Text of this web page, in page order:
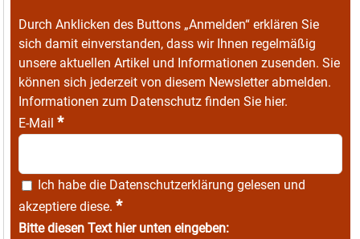
Durch Anklicken des Buttons „Anmelden“ erklären Sie
sich damit einverstanden, dass wir Ihnen regelmäßig
unsere aktuellen Artikel und Informationen zusenden. Sie
können sich jederzeit von diesem Newsletter abmelden.
Informationen zum Datenschutz finden Sie hier.
E-Mail *
Ich habe die Datenschutzerklärung gelesen und
akzeptiere diese. *
Bitte diesen Text hier unten eingeben: